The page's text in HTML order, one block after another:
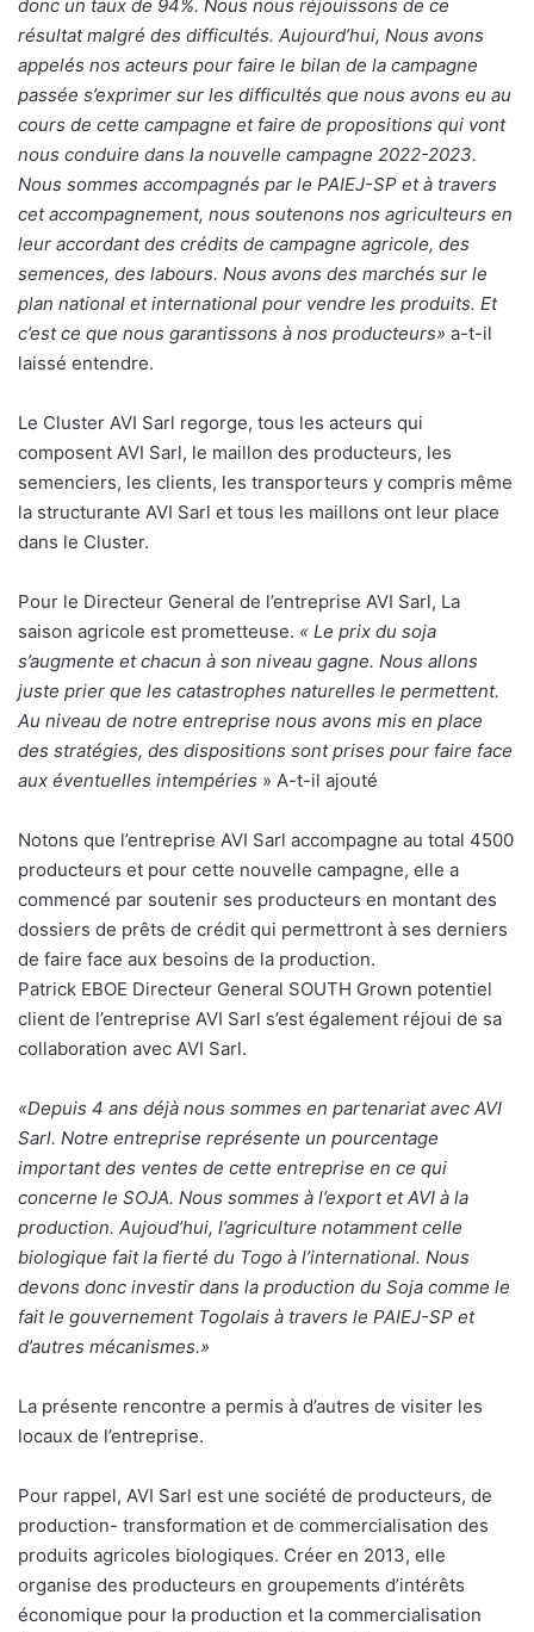
donc un taux de 94%. Nous nous réjouissons de ce
résultat malgré des difficultés. Aujourd’hui, Nous avons
appelés nos acteurs pour faire le bilan de la campagne
passée s’exprimer sur les difficultés que nous avons eu au
cours de cette campagne et faire de propositions qui vont
nous conduire dans la nouvelle campagne 2022-2023.
Nous sommes accompagnés par le PAIEJ-SP et à travers
cet accompagnement, nous soutenons nos agriculteurs en
leur accordant des crédits de campagne agricole, des
semences, des labours. Nous avons des marchés sur le
plan national et international pour vendre les produits. Et
c’est ce que nous garantissons à nos producteurs» a-t-il
laissé entendre.
Le Cluster AVI Sarl regorge, tous les acteurs qui
composent AVI Sarl, le maillon des producteurs, les
semenciers, les clients, les transporteurs y compris même
la structurante AVI Sarl et tous les maillons ont leur place
dans le Cluster.
Pour le Directeur General de l’entreprise AVI Sarl, La
saison agricole est prometteuse. « Le prix du soja
s’augmente et chacun à son niveau gagne. Nous allons
juste prier que les catastrophes naturelles le permettent.
Au niveau de notre entreprise nous avons mis en place
des stratégies, des dispositions sont prises pour faire face
aux éventuelles intempéries » A-t-il ajouté
Notons que l’entreprise AVI Sarl accompagne au total 4500
producteurs et pour cette nouvelle campagne, elle a
commencé par soutenir ses producteurs en montant des
dossiers de prêts de crédit qui permettront à ses derniers
de faire face aux besoins de la production.
Patrick EBOE Directeur General SOUTH Grown potentiel
client de l’entreprise AVI Sarl s’est également réjoui de sa
collaboration avec AVI Sarl.
«Depuis 4 ans déjà nous sommes en partenariat avec AVI
Sarl. Notre entreprise représente un pourcentage
important des ventes de cette entreprise en ce qui
concerne le SOJA. Nous sommes à l’export et AVI à la
production. Aujoud’hui, l’agriculture notamment celle
biologique fait la fierté du Togo à l’international. Nous
devons donc investir dans la production du Soja comme le
fait le gouvernement Togolais à travers le PAIEJ-SP et
d’autres mécanismes.»
La présente rencontre a permis à d’autres de visiter les
locaux de l’entreprise.
Pour rappel, AVI Sarl est une société de producteurs, de
production- transformation et de commercialisation des
produits agricoles biologiques. Créer en 2013, elle
organise des producteurs en groupements d’intérêts
économique pour la production et la commercialisation